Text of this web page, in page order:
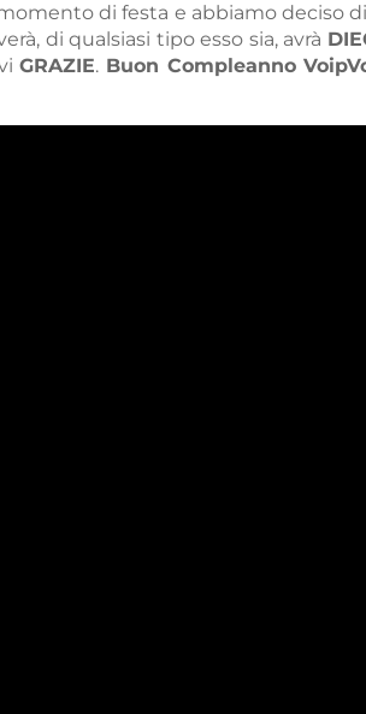
di festa e abbiamo deciso
di qualsiasi tipo esso sia, avrà
GRAZIE. Buon Compleanno